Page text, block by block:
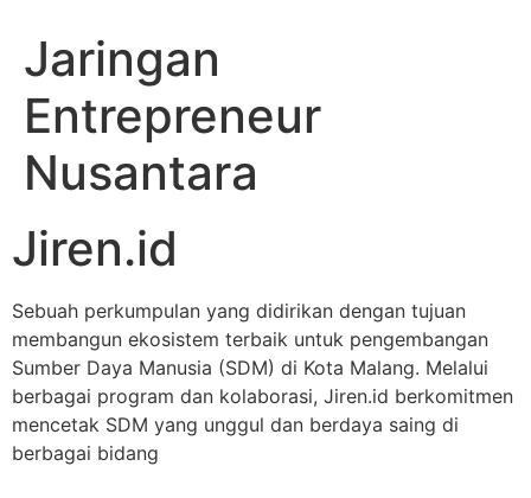
Jaringan
Entrepreneur
Nusantara
Jiren.id
Sebuah perkumpulan yang didirikan dengan tujuan
membangun ekosistem terbaik untuk pengembangan
Sumber Daya Manusia (SDM) di Kota Malang. Melalui
berbagai program dan kolaborasi, Jiren.id berkomitmen
mencetak SDM yang unggul dan berdaya saing di
berbagai bidang